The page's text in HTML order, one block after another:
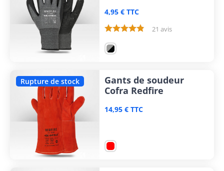
4,95 € TTC
21 avis
Rupture de stock
Gants de soudeur
Cofra Redfire
14,95 € TTC